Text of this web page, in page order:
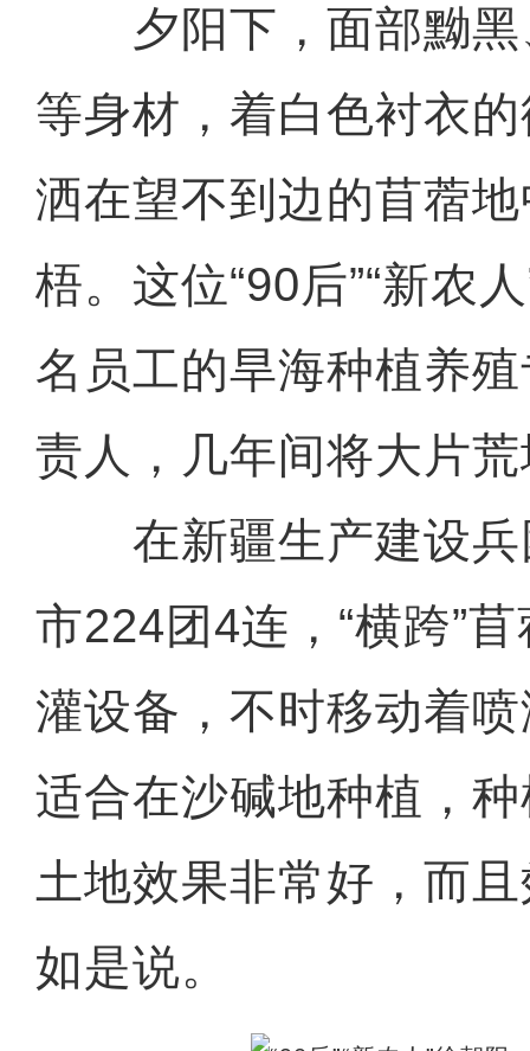
夕阳下，面部黝黑
等身材，着白色衬衣
洒在望不到边的苜蓿
梧。这位“90后”“新农
名员工的旱海种植养
责人，几年间将大片
在新疆生产建设兵
市224团4连，“横跨”
灌设备，不时移动着
适合在沙碱地种植，
土地效果非常好，而
如是说。